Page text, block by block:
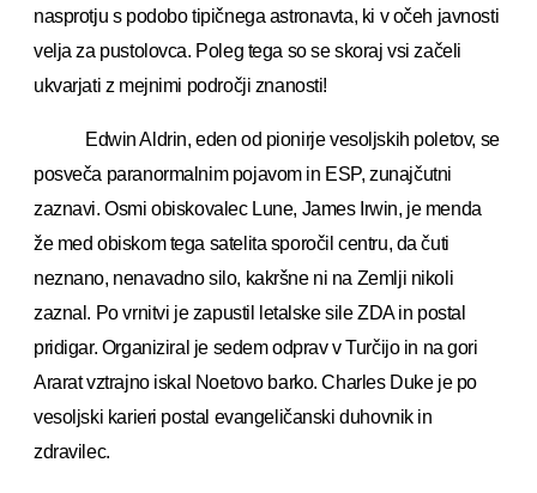
nasprotju s podobo tipičnega astronavta, ki v očeh javnosti
velja za pustolovca. Poleg tega so se skoraj vsi začeli
ukvarjati z mejnimi področji znanosti!
Edwin Aldrin, eden od pionirje vesoljskih poletov, se
posveča paranormalnim pojavom in ESP, zunajčutni
zaznavi. Osmi obiskovalec Lune, James Irwin, je menda
že med obiskom tega satelita sporočil centru, da čuti
neznano, nenavadno silo, kakršne ni na Zemlji nikoli
zaznal. Po vrnitvi je zapustil letalske sile ZDA in postal
pridigar. Organiziral je sedem odprav v Turčijo in na gori
Ararat vztrajno iskal Noetovo barko. Charles Duke je po
vesoljski karieri postal evangeličanski duhovnik in
zdravilec.